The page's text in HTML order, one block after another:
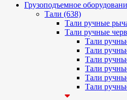
Грузоподъемное
Тали (638)
Тали ручные
Тали ручные
Тали
Тали
Тали
Тали
Тали
Тали